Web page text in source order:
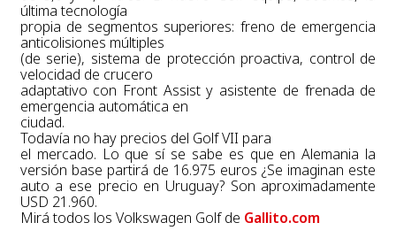
última tecnología
propia de segmentos superiores: freno de emergencia
anticolisiones múltiples
(de serie), sistema de protección proactiva, control de
velocidad de crucero
adaptativo con Front Assist y asistente de frenada de
emergencia automática en
ciudad.
Todavía no hay precios del Golf VII para
el mercado. Lo que sí se sabe es que en Alemania la
versión base partirá de 16.975 euros ¿Se imaginan este
auto a ese precio en Uruguay? Son aproximadamente
USD 21.960.
Mirá todos los Volkswagen Golf de Gallito.com